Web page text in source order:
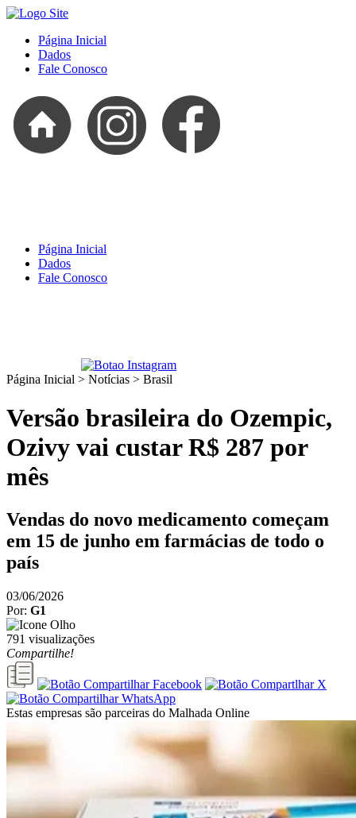
Página Inicial
Dados
Fale Conosco
Página Inicial
Dados
Fale Conosco
Página Inicial > Notícias > Brasil
Versão brasileira do Ozempic,
Ozivy vai custar R$ 287 por
mês
Vendas do novo medicamento começam
em 15 de junho em farmácias de todo o
país
03/06/2026
Por: G1
791 visualizações
Compartilhe!
Estas empresas são parceiras do Malhada Online